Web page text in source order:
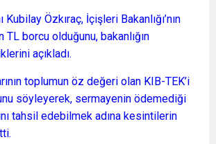
Kubilay Özkıraç, İçişleri Bakanlığı’nın
TL borcu olduğunu, bakanlığın
açıkladı.
toplumun öz değeri olan KIB-TEK’i
söyleyerek, sermayenin ödemediği
tahsil edebilmek adına kesintilerin